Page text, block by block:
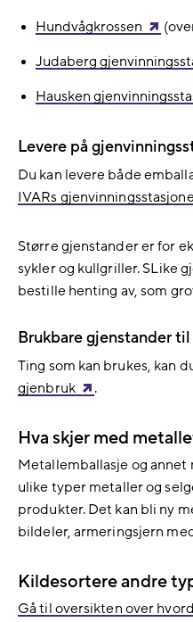
Hundvågkrossen
Judaberg
Hausken
Levere på
Du kan levere både
IVARs
Større gjenstander er for
sykler og kullgriller. SLike
bestille henting av, som
Brukbare gjenstander
Ting som kan brukes, kan
gjenbruk
.
Hva skjer med
Metallemballasje og annet
ulike typer metaller og
produkter. Det kan bli ny
bildeler, armeringsjern
Kildesortere andre
Gå til oversikten over